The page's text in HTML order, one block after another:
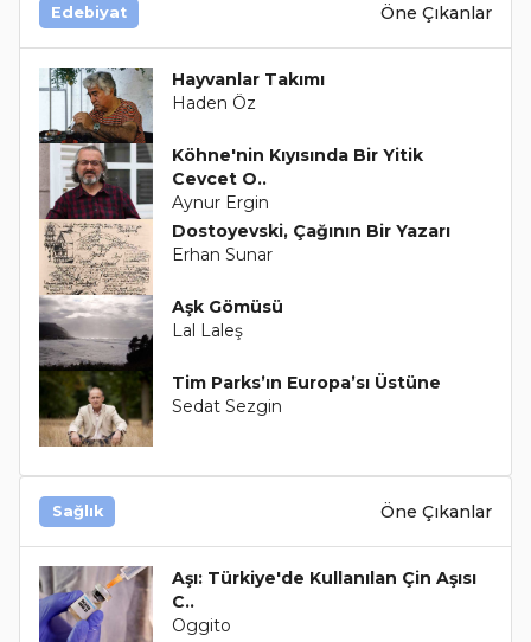
Edebiyat Öne Çıkanlar
Hayvanlar Takımı
Haden Öz
Köhne'nin Kıyısında Bir Yitik
Cevcet O..
Aynur Ergin
Dostoyevski, Çağının Bir Yazarı
Erhan Sunar
Aşk Gömüsü
Lal Laleş
Tim Parks’ın Europa’sı Üstüne
Sedat Sezgin
Sağlık Öne Çıkanlar
Aşı: Türkiye'de Kullanılan Çin Aşısı
C..
Oggito